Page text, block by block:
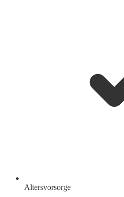
Altersvorsorge